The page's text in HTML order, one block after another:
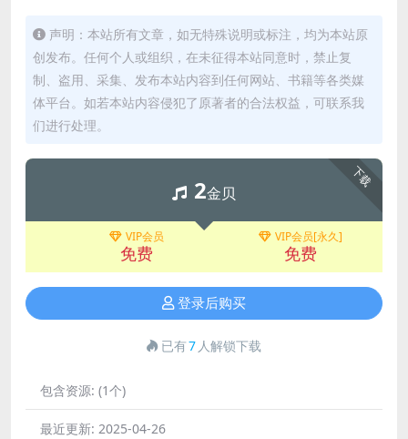
声明：本站所有文章，如无特殊说明或标注，均为本站原
创发布。任何个人或组织，在未征得本站同意时，禁止复
制、盗用、采集、发布本站内容到任何网站、书籍等各类媒
体平台。如若本站内容侵犯了原著者的合法权益，可联系我
们进行处理。
下载
2金贝
VIP会员
免费
VIP会员[永久]
免费
登录后购买
已有7 人解锁下载
包含资源: (1个)
最近更新: 2025-04-26